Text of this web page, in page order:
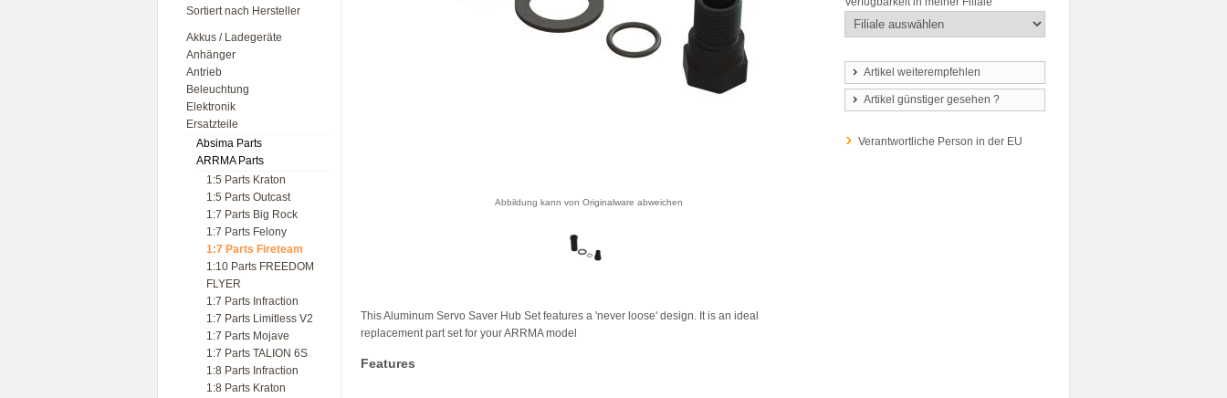
Sortiert nach Hersteller
Akkus / Ladegeräte
Anhänger
Antrieb
Beleuchtung
Elektronik
Ersatzteile
Absima Parts
ARRMA Parts
1:5 Parts Kraton
1:5 Parts Outcast
1:7 Parts Big Rock
1:7 Parts Felony
1:7 Parts Fireteam
1:10 Parts FREEDOM
FLYER
1:7 Parts Infraction
1:7 Parts Limitless V2
1:7 Parts Mojave
1:7 Parts TALION 6S
1:8 Parts Infraction
1:8 Parts Kraton
Abbildung kann von Originalware abweichen
This Aluminum Servo Saver Hub Set features a 'never loose' design. It is an ideal
replacement part set for your ARRMA model
Features
Artikel weiterempfehlen
Artikel günstiger gesehen ?
Verantwortliche Person in der EU